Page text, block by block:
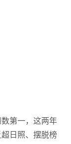
第一，这两年
日照、摆脱榜